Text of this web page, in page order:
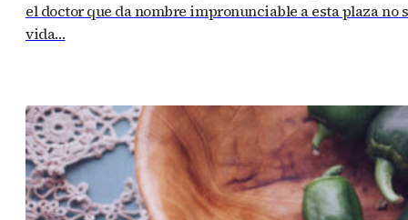
el doctor que da nombre impronunciable a esta plaza
vida…